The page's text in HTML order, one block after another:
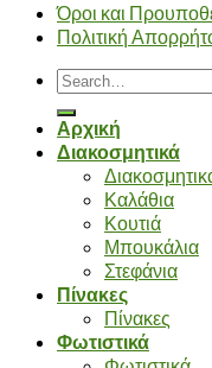
Όροι και
Πολιτική
Search
for:
Αρχική
Διακοσμητικά
Καλάθια
Κουτιά
Μπουκάλια
Στεφάνια
Πίνακες
Πίνακες
Φωτιστικά